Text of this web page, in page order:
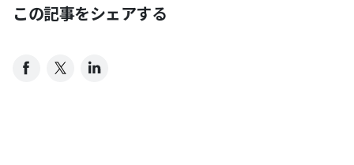
この記事をシェアする